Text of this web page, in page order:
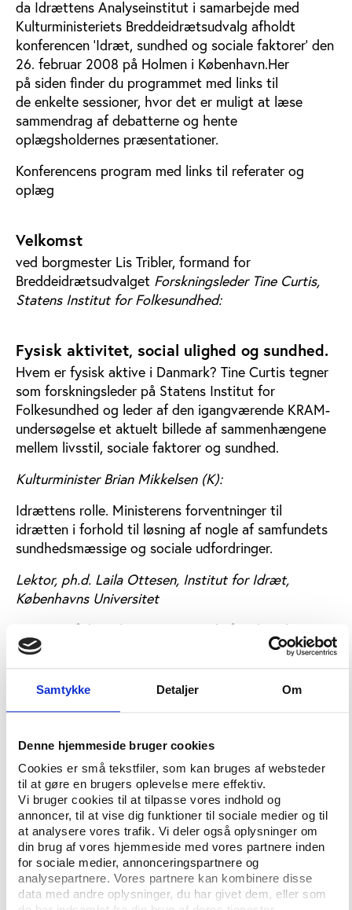
Samtykke Detaljer Om
Denne hjemmeside bruger cookies
Cookies er små tekstfiler, som kan bruges af websteder
til at gøre en brugers oplevelse mere effektiv.
Vi bruger cookies til at tilpasse vores indhold og
annoncer, til at vise dig funktioner til sociale medier og til
at analysere vores trafik. Vi deler også oplysninger om
din brug af vores hjemmeside med vores partnere inden
for sociale medier, annonceringspartnere og
analysepartnere. Vores partnere kan kombinere disse
data med andre oplysninger, du har givet dem, eller som
da Idrættens Analyseinstitut i samarbejde med
Kulturministeriets Breddeidrætsudvalg afholdt
konferencen ’Idræt, sundhed og sociale faktorer’ den
26. februar 2008 på Holmen i København.Her
på siden finder du programmet med links til
de enkelte sessioner, hvor det er muligt at læse
sammendrag af debatterne og hente
oplægsholdernes præsentationer.
Konferencens program med links til referater og
oplæg
Velkomst
ved borgmester Lis Tribler, formand for
Breddeidrætsudvalget Forskningsleder Tine Curtis,
Statens Institut for Folkesundhed:
Fysisk aktivitet, social ulighed og sundhed.
Hvem er fysisk aktive i Danmark? Tine Curtis tegner
som forskningsleder på Statens Institut for
Folkesundhed og leder af den igangværende KRAM-
undersøgelse et aktuelt billede af sammenhængene
mellem livsstil, sociale faktorer og sundhed.
Kulturminister Brian Mikkelsen (K):
Idrættens rolle. Ministerens forventninger til
idrætten i forhold til løsning af nogle af samfundets
sundhedsmæssige og sociale udfordringer.
Lektor, ph.d. Laila Ottesen, Institut for Idræt,
Københavns Universitet
Portræt af de inaktive. Hvem er de fysisk inaktive
danskere, og kan idrætten overhovedet motivere
denne målgruppe til at dyrke mere motion og idræt?
Idrætsforskeren Laila Ottesen prøver at give svaret
11.40-12.20: Idrætten som en del af
løsningen? Del I
Centerleder Bjarne Ibsen, Center for forskning i
Idræt, Sundhed og Civilsamfund, SDU:Civilsamfundet
som indsatsstyrke. Landets førende forsker i idræt
og foreningsliv giver sit bud på farerne ved at stille
for store forventninger til idrætten og mulighederne